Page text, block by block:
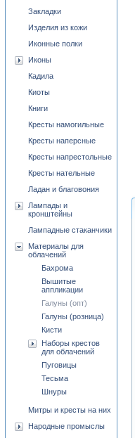
Закладки
Изделия из кожи
Иконные полки
Иконы
Кадила
Киоты
Книги
Кресты намогильные
Кресты наперсные
Кресты напрестольные
Кресты нательные
Ладан и благовония
Лампады и
кронштейны
Лампадные стаканчики
Материалы для
облачений
Бахрома
Вышитые
аппликации
Галуны (опт)
Галуны (розница)
Кисти
Наборы крестов
для облачений
Пуговицы
Тесьма
Шнуры
Митры и кресты на них
Народные промыслы